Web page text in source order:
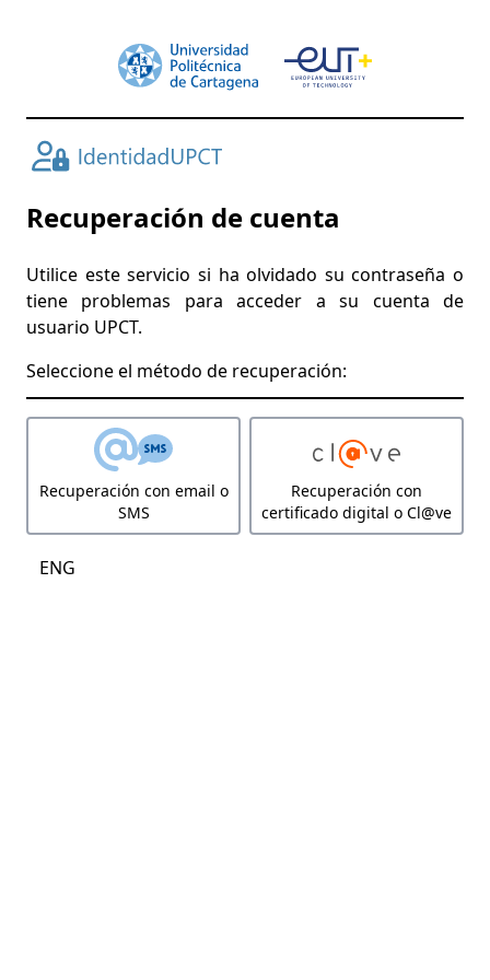
Recuperación de cuenta
Utilice este servicio si ha olvidado su contraseña o
tiene problemas para acceder a su cuenta de
usuario UPCT.
Seleccione el método de recuperación:
Recuperación con email o
SMS
Recuperación con
certificado digital o Cl@ve
ENG